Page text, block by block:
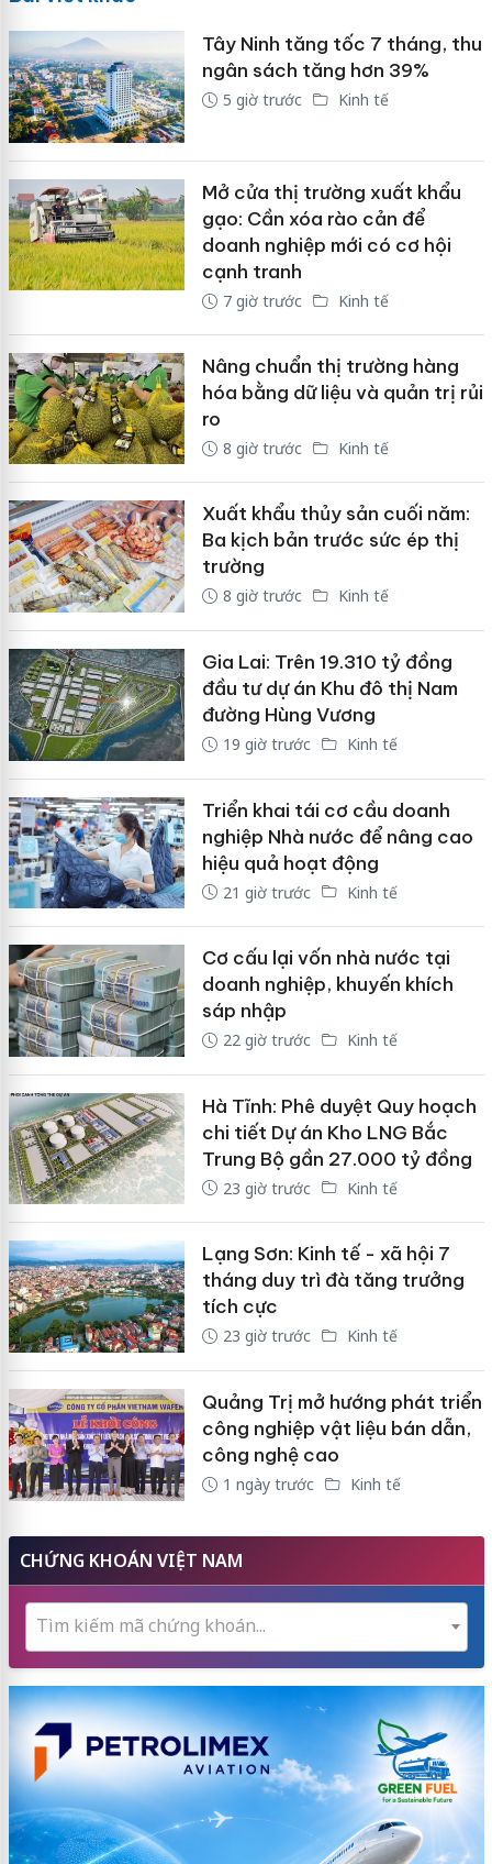
Tây Ninh tăng tốc 7 tháng, thu
ngân sách tăng hơn 39%
5 giờ trước Kinh tế
Mở cửa thị trường xuất khẩu
gạo: Cần xóa rào cản để
doanh nghiệp mới có cơ hội
cạnh tranh
7 giờ trước Kinh tế
Nâng chuẩn thị trường hàng
hóa bằng dữ liệu và quản trị rủi
ro
8 giờ trước Kinh tế
Xuất khẩu thủy sản cuối năm:
Ba kịch bản trước sức ép thị
trường
8 giờ trước Kinh tế
Gia Lai: Trên 19.310 tỷ đồng
đầu tư dự án Khu đô thị Nam
đường Hùng Vương
19 giờ trước Kinh tế
Triển khai tái cơ cầu doanh
nghiệp Nhà nước để nâng cao
hiệu quả hoạt động
21 giờ trước Kinh tế
Cơ cấu lại vốn nhà nước tại
doanh nghiệp, khuyến khích
sáp nhập
22 giờ trước Kinh tế
Hà Tĩnh: Phê duyệt Quy hoạch
chi tiết Dự án Kho LNG Bắc
Trung Bộ gần 27.000 tỷ đồng
23 giờ trước Kinh tế
Lạng Sơn: Kinh tế - xã hội 7
tháng duy trì đà tăng trưởng
tích cực
23 giờ trước Kinh tế
Quảng Trị mở hướng phát triển
công nghiệp vật liệu bán dẫn,
công nghệ cao
1 ngày trước Kinh tế
CHỨNG KHOÁN VIỆT NAM
Tìm kiếm mã chứng khoán...